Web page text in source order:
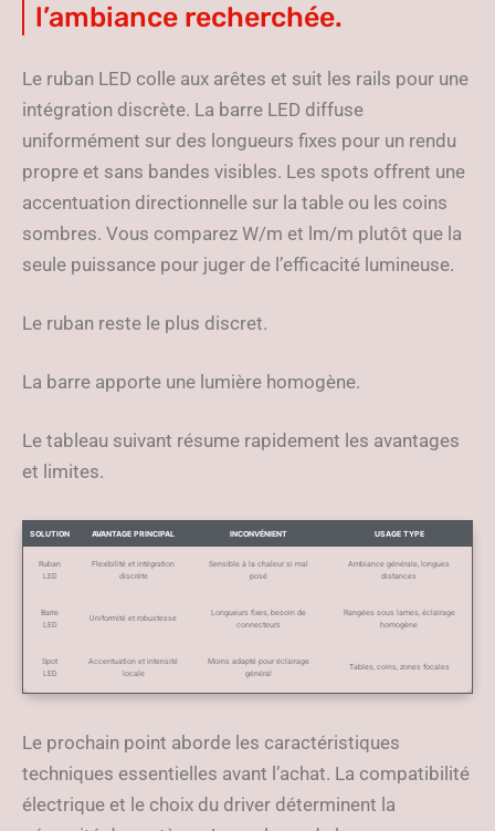
l’ambiance recherchée.
Le ruban LED colle aux arêtes et suit les rails pour une
intégration discrète. La barre LED diffuse
uniformément sur des longueurs fixes pour un rendu
propre et sans bandes visibles. Les spots offrent une
accentuation directionnelle sur la table ou les coins
sombres. Vous comparez W/m et lm/m plutôt que la
seule puissance pour juger de l’efficacité lumineuse.
Le ruban reste le plus discret.
La barre apporte une lumière homogène.
Le tableau suivant résume rapidement les avantages
et limites.
SOLUTION AVANTAGE PRINCIPAL INCONVÉNIENT USAGE TYPE
Ruban
LED
Flexibilité et intégration
discrète
Sensible à la chaleur si mal
posé
Ambiance générale, longues
distances
Barre
LED
Uniformité et robustesse
Longueurs fixes, besoin de
connecteurs
Rangées sous lames, éclairage
homogène
Spot
LED
Accentuation et intensité
locale
Moins adapté pour éclairage
général
Tables, coins, zones focales
Le prochain point aborde les caractéristiques
techniques essentielles avant l’achat. La compatibilité
électrique et le choix du driver déterminent la